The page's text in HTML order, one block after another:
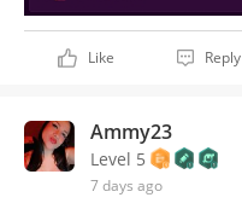
Like Reply
Ammy23
Level 5
7 days ago